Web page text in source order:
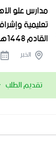
مدارس علو
تعليمية
القادم 1448هـ
الخبر
تقديم الطلب